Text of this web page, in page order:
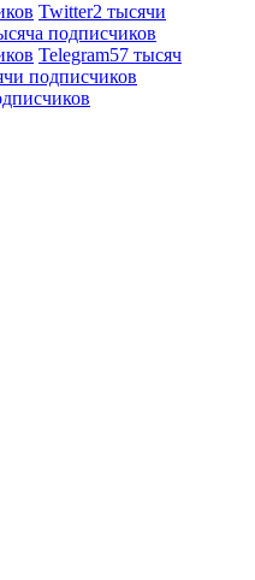
Twitter2 тысячи
подписчиков
Telegram57 тысяч
подписчиков